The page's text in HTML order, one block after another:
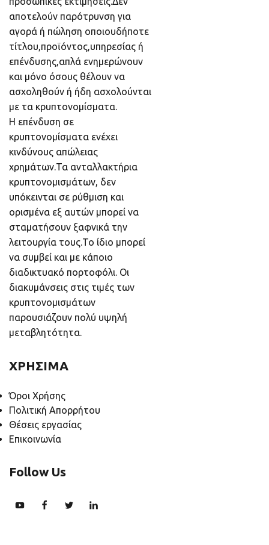
αποτελούν παρότρυνση για
αγορά ή πώληση οποιουδήποτε
τίτλου,προϊόντος,υπηρεσίας ή
επένδυσης,απλά ενημερώνουν
και μόνο όσους θέλουν να
ασχοληθούν ή ήδη ασχολούνται
με τα κρυπτονομίσματα.
Η επένδυση σε
κρυπτονομίσματα ενέχει
κινδύνους απώλειας
χρημάτων.Τα ανταλλακτήρια
κρυπτονομισμάτων, δεν
υπόκεινται σε ρύθμιση και
ορισμένα εξ αυτών μπορεί να
σταματήσουν ξαφνικά την
λειτουργία τους.Το ίδιο μπορεί
να συμβεί και με κάποιο
διαδικτυακό πορτοφόλι. Οι
διακυμάνσεις στις τιμές των
κρυπτονομισμάτων
παρουσιάζουν πολύ υψηλή
μεταβλητότητα.
ΧΡΗΣΙΜΑ
Όροι Χρήσης
Πολιτική Απορρήτου
Θέσεις εργασίας
Επικοινωνία
Follow Us